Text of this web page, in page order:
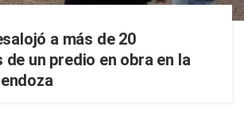
a más de 20
un predio en obra en la